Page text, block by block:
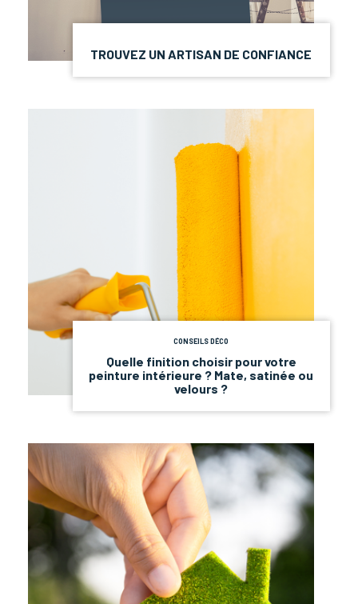
TROUVEZ UN ARTISAN DE CONFIANCE
CONSEILS DÉCO
Quelle finition choisir pour votre
peinture intérieure ? Mate, satinée ou
velours ?